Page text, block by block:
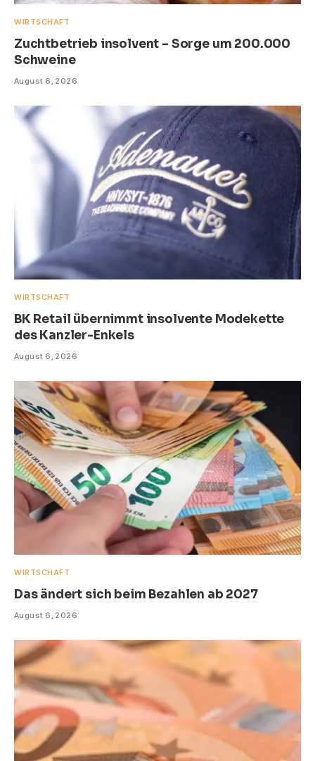
WIRTSCHAFT
Zuchtbetrieb insolvent – Sorge um 200.000
Schweine
August 6, 2026
WIRTSCHAFT
BK Retail übernimmt insolvente Modekette
des Kanzler-Enkels
August 6, 2026
WIRTSCHAFT
Das ändert sich beim Bezahlen ab 2027
August 6, 2026